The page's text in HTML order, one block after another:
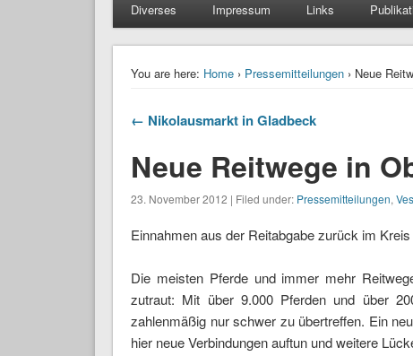
Diverses Impressum Links
You are here: Home› Pressemitteilungen› Neue
← Nikolausmarkt in Gladbeck
Neue Reitwege in
23. November 2012 | Filed under: Pressemitteilungen,
Einnahmen aus der Reitabgabe zurück im Kreis
Die meisten Pferde und immer mehr
zutraut: Mit über 9.000 Pferden und über
zahlenmäßig nur schwer zu übertreffen. Ein
hier neue Verbindungen auftun und weitere